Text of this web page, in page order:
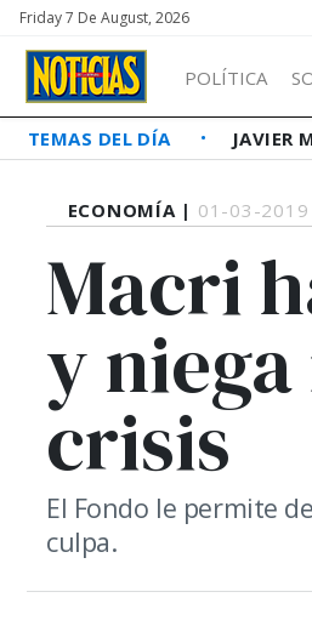
Friday 7 De August, 2026
POLÍTICA
TEMAS DEL DÍA JAVIER
ECONOMÍA | 01-03-2019
Macri
y
crisis
El Fondo le permite
culpa.